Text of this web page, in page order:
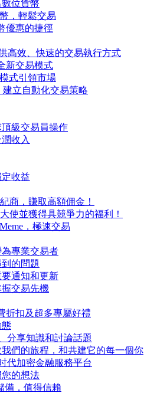
位貨幣
，輕鬆交易
優惠的捷徑
高效、快速的交易執行方式
新交易模式
式引領市場
建立自動化交易策略
級交易員操作
收入
收益
商，賺取高額佣金！
使並獲得具競爭力的福利！
，極速交易
專業交易者
的問題
通知和更新
交易先機
折扣及超多專屬好禮
態
分享知識和討論話題
們的旅程，和共建它的每一個你
代加密金融服務平台
的想法
備，值得信賴